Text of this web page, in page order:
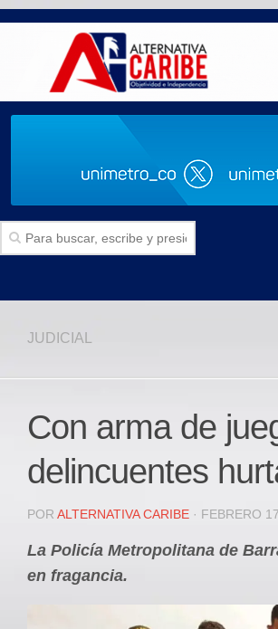
Politica
Deportes
JUDICIAL
DEPARTAMENTAL
Internacional
JUDICIAL
Con arma de
delincuentes
POR ALTERNATIVA CARIBE · FEBRERO
La Policía Metropolitana de
en fragancia.